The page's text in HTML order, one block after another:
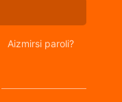
Aizmirsi paroli?